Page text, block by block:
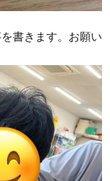
書きます。お願い